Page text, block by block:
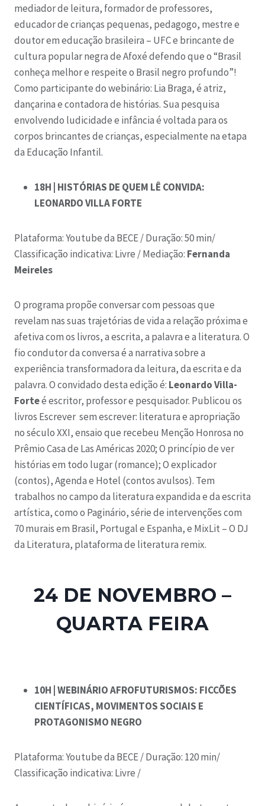
mediador de leitura, formador de professores,
educador de crianças pequenas, pedagogo, mestre e
doutor em educação brasileira – UFC e brincante de
cultura popular negra de Afoxé defendo que o “Brasil
conheça melhor e respeite o Brasil negro profundo”!
Como participante do webinário: Lia Braga, é atriz,
dançarina e contadora de histórias. Sua pesquisa
envolvendo ludicidade e infância é voltada para os
corpos brincantes de crianças, especialmente na etapa
da Educação Infantil.
18H | HISTÓRIAS DE QUEM LÊ CONVIDA:
LEONARDO VILLA FORTE
Plataforma: Youtube da BECE /Duração: 50 min/
Classificação indicativa: Livre /Mediação: Fernanda
Meireles
O programa propõe conversar com pessoas que
revelam nas suas trajetórias de vida a relação próxima e
afetiva com os livros, a escrita, a palavra e a literatura. O
fio condutor da conversa é a narrativa sobre a
experiência transformadora da leitura, da escrita e da
palavra. O convidado desta edição é: Leonardo Villa-
Forteé escritor, professor e pesquisador. Publicou os
livros Escrever sem escrever: literatura e apropriação
no século XXI, ensaio que recebeu Menção Honrosa no
Prêmio Casa de Las Américas 2020; O princípio de ver
histórias em todo lugar (romance); O explicador
(contos), Agenda e Hotel (contos avulsos). Tem
trabalhos no campo da literatura expandida e da escrita
artística, como o Paginário, série de intervenções com
70 murais em Brasil, Portugal e Espanha, e MixLit – O DJ
da Literatura, plataforma de literatura remix.
24 DE NOVEMBRO –
QUARTA FEIRA
10H | WEBINÁRIO AFROFUTURISMOS: FICCÕES
CIENTÍFICAS, MOVIMENTOS SOCIAIS E
PROTAGONISMO NEGRO
Plataforma: Youtube da BECE /Duração: 120 min/
Classificação indicativa: Livre /